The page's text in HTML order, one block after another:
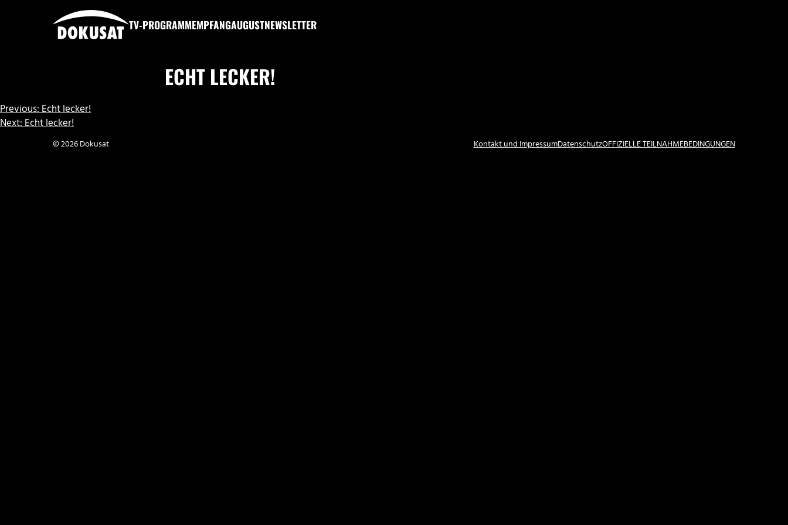
TV-PROGRAMMEMPFANGAUGUSTNEWSLETTER
ECHT LECKER!
BEITRAGSNAVIGATION
Previous:Echt lecker!
Next:Echt lecker!
© 2026 Dokusat Kontakt und ImpressumDatenschutzOFFIZIELLE TEILNAHMEBEDINGUNGEN